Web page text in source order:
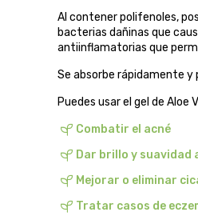
Al contener polifenoles,
bacterias dañinas que
antiinflamatorias que
Se absorbe rápidamente y
Puedes usar el gel de Aloe
Combatir el acné
Dar brillo y suavidad
Mejorar o eliminar
Tratar casos de